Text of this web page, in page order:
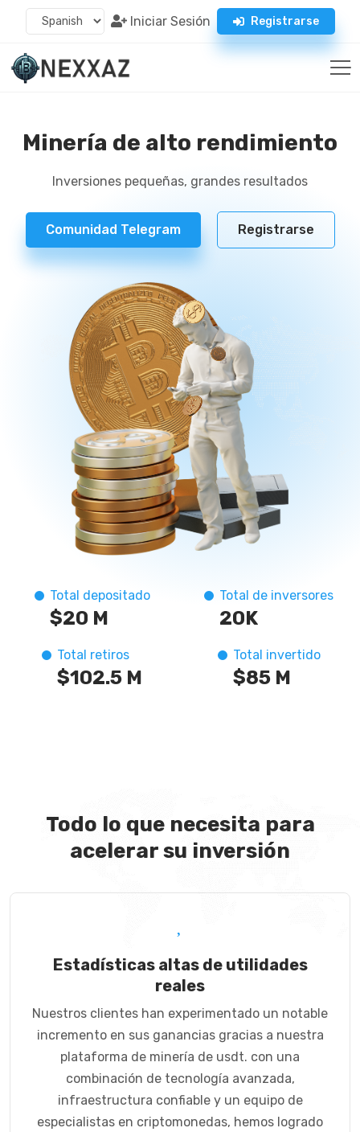
Iniciar Sesión Registrarse
Minería de alto rendimiento
Inversiones pequeñas, grandes resultados
Comunidad Telegram Registrarse
Total depositado
$20 M
Total de inversores
20K
Total retiros
$102.5 M
Total invertido
$85 M
Todo lo que necesita para
acelerar su inversión
Estadísticas altas de utilidades
reales
Nuestros clientes han experimentado un notable
incremento en sus ganancias gracias a nuestra
plataforma de minería de usdt. con una
combinación de tecnología avanzada,
infraestructura confiable y un equipo de
especialistas en criptomonedas, hemos logrado